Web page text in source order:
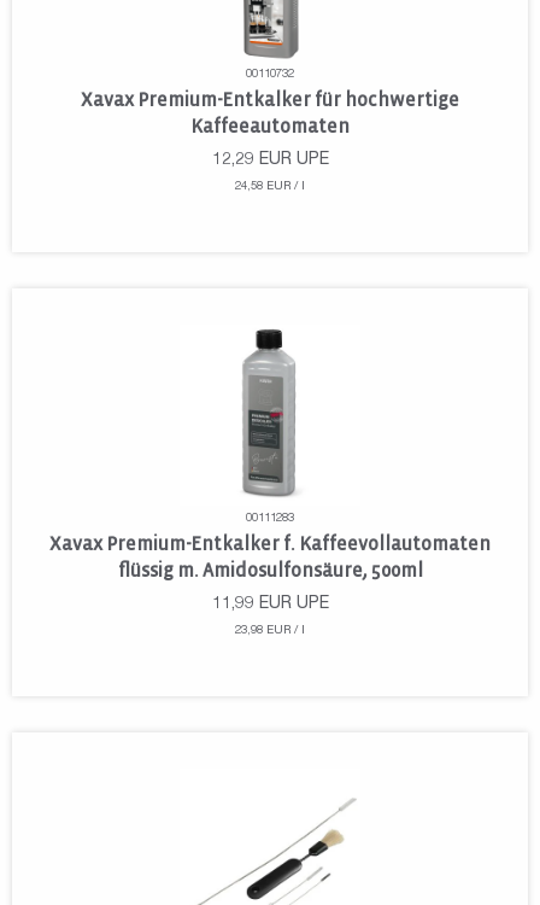
00110732
Xavax Premium-Entkalker für hochwertige
Kaffeeautomaten
12,29 EUR UPE
24,58 EUR / l
00111283
Xavax Premium-Entkalker f. Kaffeevollautomaten
flüssig m. Amidosulfonsäure, 500ml
11,99 EUR UPE
23,98 EUR / l